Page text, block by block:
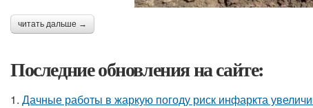
читать дальше →
Последние обновления на сайте:
1. Дачные работы в жаркую погоду риск инфаркта